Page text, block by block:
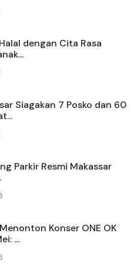
dengan Cita Rasa
Siagakan 7 Posko dan 60
Parkir Resmi Makassar
Konser ONE OK
...